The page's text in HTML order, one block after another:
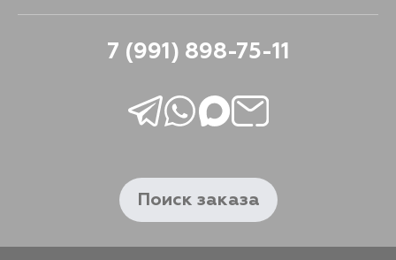
7 (991) 898-75-11
Поиск заказа